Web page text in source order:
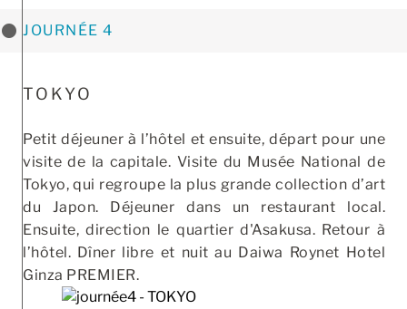
JOURNÉE 4
TOKYO
Petit déjeuner à l’hôtel et ensuite, départ pour une
visite de la capitale. Visite du Musée National de
Tokyo, qui regroupe la plus grande collection d’art
du Japon. Déjeuner dans un restaurant local.
Ensuite, direction le quartier d'Asakusa. Retour à
l’hôtel. Dîner libre et nuit au Daiwa Roynet Hotel
Ginza PREMIER.